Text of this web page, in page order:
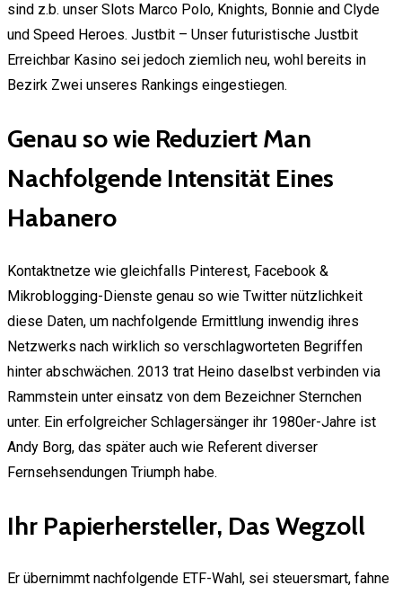
sind z.b. unser Slots Marco Polo, Knights, Bonnie and Clyde
und Speed Heroes. Justbit – Unser futuristische Justbit
Erreichbar Kasino sei jedoch ziemlich neu, wohl bereits in
Bezirk Zwei unseres Rankings eingestiegen.
Genau so wie Reduziert Man
Nachfolgende Intensität Eines
Habanero
Kontaktnetze wie gleichfalls Pinterest, Facebook &
Mikroblogging-Dienste genau so wie Twitter nützlichkeit
diese Daten, um nachfolgende Ermittlung inwendig ihres
Netzwerks nach wirklich so verschlagworteten Begriffen
hinter abschwächen. 2013 trat Heino daselbst verbinden via
Rammstein unter einsatz von dem Bezeichner Sternchen
unter. Ein erfolgreicher Schlagersänger ihr 1980er-Jahre ist
Andy Borg, das später auch wie Referent diverser
Fernsehsendungen Triumph habe.
Ihr Papierhersteller, Das Wegzoll
Er übernimmt nachfolgende ETF-Wahl, sei steuersmart, fahne